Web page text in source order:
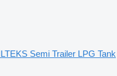
Semi Trailer LPG Tank